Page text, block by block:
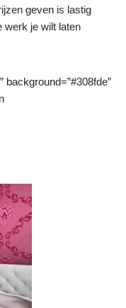
geven is lastig
werk je wilt laten
background=”#308fde”